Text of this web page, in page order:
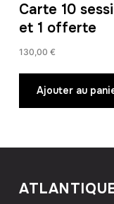
Carte 10
et 1 offerte
130,00 €
Ajouter au